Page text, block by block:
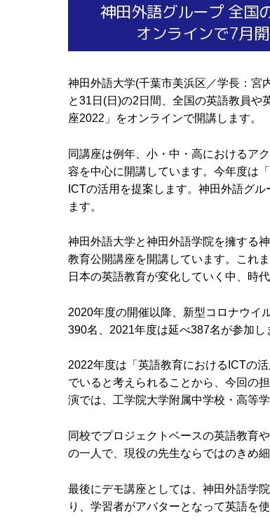
神田外語グループ 全国
オンラインで7月
神田外語大学(千葉市美浜区／学長：宮
と31日(日)の2日間、全国の英語教員や
座2022」をオンラインで開講します。
同講座は例年、小・中・高におけるア
容を中心に開講しています。今年度は
ICTの活用を提案します。神田外語グ
ます。
神田外語大学と神田外語学院を擁する
教育公開講座を開講しています。これ
日本の英語教育が変化していく中、時
2020年度の開催以降、新型コロナウイ
390名、2021年度は延べ387名が参加し
2022年度は「英語教育におけるICTの
でいると考えられることから、今回の
演では、工学院大学附属中学校・高等
同校でプロジェクトベースの英語教育
の一人で、現役の先生ならではのきめ
最後にデモ講座としては、神田外語学
り、学習者がアバターとなって英語を